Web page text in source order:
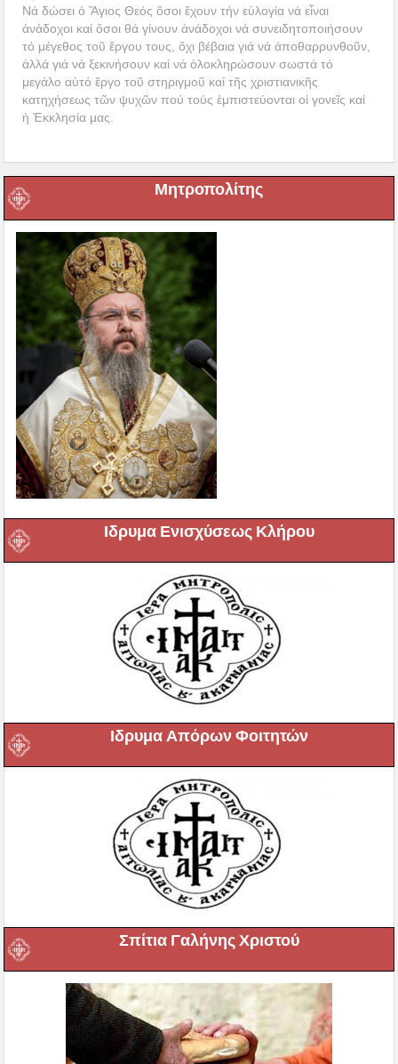
Νά δώσει ὁ Ἅγιος Θεός ὅσοι ἔχουν τήν εὐλογία νά εἶναι
ἀνάδοχοι καί ὅσοι θά γίνουν ἀνάδοχοι νά συνειδητοποιήσουν
τό μέγεθος τοῦ ἔργου τους, ὄχι βέβαια γιά νά ἀποθαρρυνθοῦν,
ἀλλά γιά νά ξεκινήσουν καί νά ὁλοκληρώσουν σωστά τό
μεγάλο αὐτό ἔργο τοῦ στηριγμοῦ καί τῆς χριστιανικῆς
κατηχήσεως τῶν ψυχῶν πού τούς ἐμπιστεύονται οἱ γονεῖς καί
ἡ Ἐκκλησία μας.
Μητροπολίτης
Ιδρυμα Ενισχύσεως Κλήρου
Ιδρυμα Απόρων Φοιτητών
Σπίτια Γαλήνης Χριστού